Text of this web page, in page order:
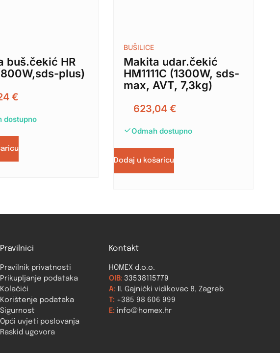
buš.čekić HR
plus)
€
dostupno
BUŠILICE
Makita udar.čekić
HM1111C (1300W, sds-
max, AVT, 7,3kg)
623,04 €
Odmah dostupno
Dodaj u košaricu
Pravilnici
Pravilnik privatnosti
Prikupljanje podataka
Kolačići
Korištenje podataka
Sigurnost
Opći uvjeti poslovanja
Raskid ugovora
Kontakt
HOMEX d.o.o.
OIB: 33538115779
A: II. Gajnički vidikovac 8, Zagreb
T: +385 98 606 999
E: info@homex.hr